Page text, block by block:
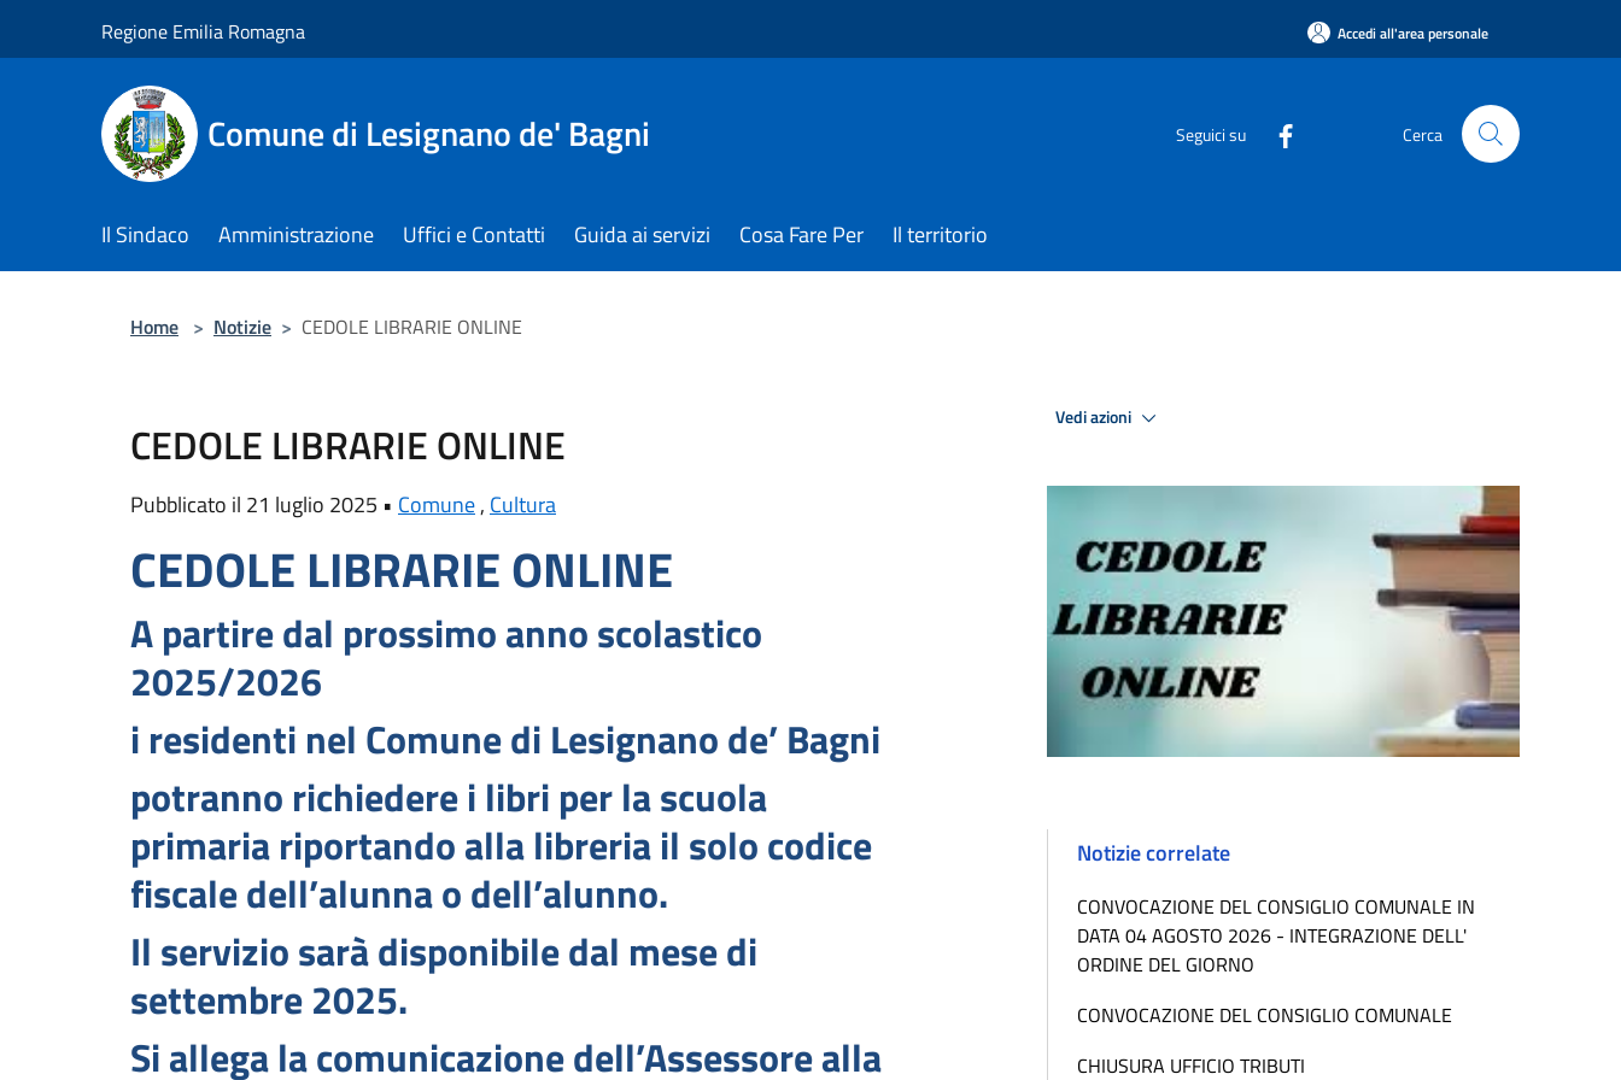
Regione Emilia Romagna Accedi all'area personale
Comune di Lesignano de' Bagni Seguici su Cerca
Il Sindaco Amministrazione Uffici e Contatti Guida ai servizi Cosa Fare Per Il territorio
Home > Notizie > CEDOLE LIBRARIE ONLINE
CEDOLE LIBRARIE ONLINE
Pubblicato il 21 luglio 2025 • Comune, Cultura
CEDOLE LIBRARIE ONLINE
A partire dal prossimo anno scolastico
2025/2026
i residenti nel Comune di Lesignano de’ Bagni
potranno richiedere i libri per la scuola
primaria riportando alla libreria il solo codice
fiscale dell’alunna o dell’alunno.
Il servizio sarà disponibile dal mese di
settembre 2025.
Si allega la comunicazione dell’Assessore alla
Vedi azioni
Notizie correlate
CONVOCAZIONE DEL CONSIGLIO COMUNALE IN
DATA 04 AGOSTO 2026 - INTEGRAZIONE DELL'
ORDINE DEL GIORNO
CONVOCAZIONE DEL CONSIGLIO COMUNALE
CHIUSURA UFFICIO TRIBUTI